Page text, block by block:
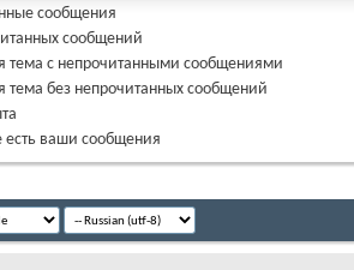
сообщения
сообщений
тема с непрочитанными сообщениями
тема без непрочитанных сообщений
есть ваши сообщения